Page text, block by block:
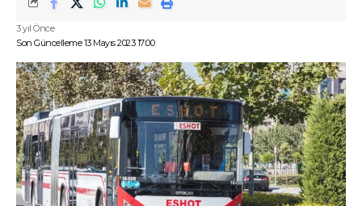
Son Güncelleme 13 Mayıs 2023 17:00
3 yıl Önce